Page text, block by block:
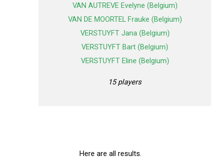
VAN AUTREVE Evelyne (Belgium)
VAN DE MOORTEL Frauke (Belgium)
VERSTUYFT Jana (Belgium)
VERSTUYFT Bart (Belgium)
VERSTUYFT Eline (Belgium)
15 players
Here are all results.